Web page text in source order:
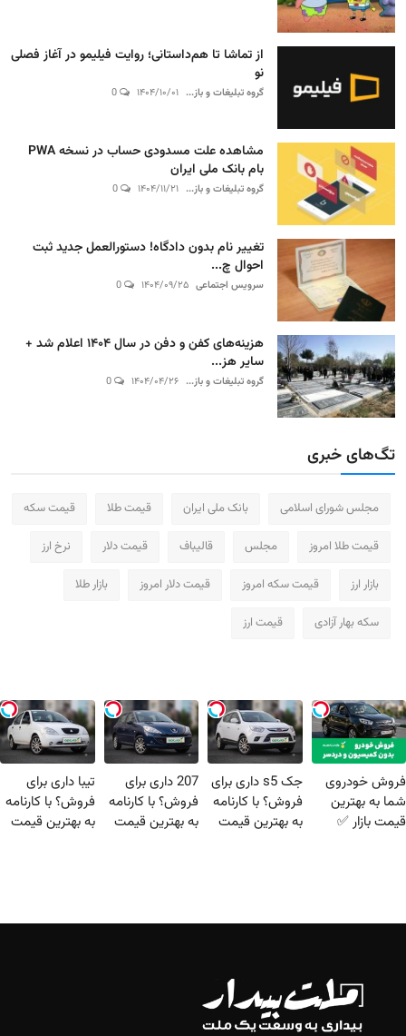
از تماشا تا هم‌داستانی؛ روایت فیلیمو در آغاز فصلی
نو
گروه تبلیغات و باز... ۱۴۰۴/۱۰/۰۱
مشاهده علت مسدودی حساب در نسخه PWA
بام بانک ملی ایران
گروه تبلیغات و باز... ۱۴۰۴/۱۱/۲۱
تغییر نام بدون دادگاه! دستورالعمل جدید ثبت
احوال چ...
سرویس اجتماعی ۱۴۰۴/۰۹/۲۵
هزینه‌های کفن و دفن در سال ۱۴۰۴ اعلام شد +
سایر هز...
گروه تبلیغات و باز... ۱۴۰۴/۰۴/۲۶
تگ‌های خبری
مجلس شورای اسلامی بانک ملی ایران قیمت طلا قیمت سکه
قیمت طلا امروز مجلس قالیباف قیمت دلار نرخ ارز
بازار ارز قیمت سکه امروز قیمت دلار امروز بازار طلا
سکه بهار آزادی قیمت ارز
فروش خودروی
شما به بهترین
قیمت بازار ✅
جک s5 داری برای
فروش؟ با کارنامه
به بهترین قیمت
207 داری برای
فروش؟ با کارنامه
به بهترین قیمت
تیبا داری برای
فروش؟ با کارنامه
به بهترین قیمت